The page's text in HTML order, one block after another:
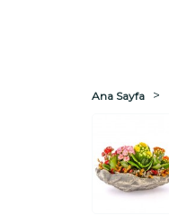
Ana Sayfa